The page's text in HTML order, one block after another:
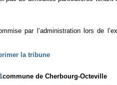
par l’administration lors de
la tribune
commune de Cherbourg-Octeville